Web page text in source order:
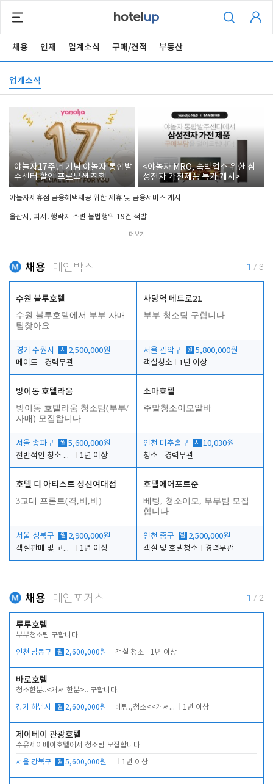
채용 인재 업계소식 구매/견적 부동산
업계소식
야놀자17주년 기념 야놀자 통합발
주센터 할인 프로모션 진행
<야놀자 MRO, 숙박업소 위한 삼
성전자 가전제품 특가 개시>
야놀자제휴점 금융혜택제공 위한 제휴 및 금융서비스 게시
울산시, 피서․행락지 주변 불법행위 19건 적발
더보기
채용 메인박스 1 / 3
수원 블루호텔
수원 블루호텔에서 부부 자매
팀찾아요
경기 수원시 시
2,500,000원
메이드
경력무관
사당역 메트로21
부부 청소팀 구합니다
서울 관악구 월 5,800,000원
객실청소
1년 이상
방이동 호텔라움
방이동 호텔라움 청소팀(부부/
자매) 모집합니다.
서울 송파구 월 5,600,000원
전반적인 청소 업무(객실청소.객실정리)
1년 이상
소마호텔
주말청소이모알바
인천 미추홀구 시
10,030원
청소
경력무관
호텔 디 아티스트 성신여대점
3교대 프론트(격,비,비)
서울 성북구 월 2,900,000원
객실판매 및 고객응대
1년 이상
호텔에어포트준
베팅, 청소이모, 부부팀 모집
합니다.
인천 중구 월 2,500,000원
객실 및 호텔청소
경력무관
채용 메인포커스 1 / 2
루루호텔
부부청소팀 구합니다
인천 남동구 월 2,600,000원 객실 청소 1년 이상
바로호텔
청소한분..<캐셔 한분>.. 구합니다.
경기 하남시 월 2,600,000원 베팅.,청소<<캐셔 모셔봅니다. 1년 이상
제이베이 관광호텔
수유제이베이호텔에서 청소팀 모집합니다
서울 강북구 월 5,600,000원 1년 이상